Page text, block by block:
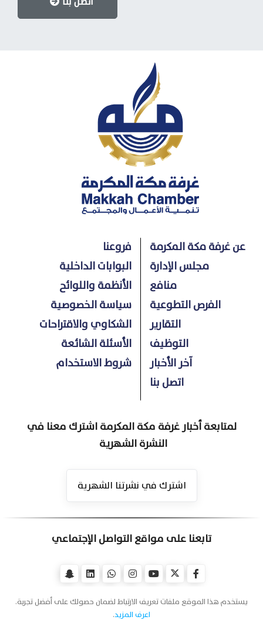
عن غرفة مكة المكرمة
مجلس الإدارة
منافع
الفرص التطوعية
التقارير
التوظيف
آخر الأخبار
اتصل بنا
فروعنا
البوابات الداخلية
الأنظمة واللوائح
سياسة الخصوصية
الشكاوي والاقتراحات
الأسئلة الشائعة
شروط الاستخدام
لمتابعة أخبار غرفة مكة المكرمة اشترك معنا في
النشرة الشهرية
اشترك في نشرتنا الشهرية
تابعنا على مواقع التواصل الإجتماعي
يستخدم هذا الموقع ملفات تعريف الارتباط لضمان حصولك على أفضل تجربة.
اعرف المزيد.